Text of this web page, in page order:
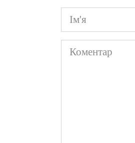
Ім'я
*
Коментар